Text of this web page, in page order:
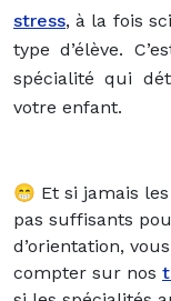
stress, à la fois
type d’élève.
spécialité qui
votre enfant.
😁 Et si jamais
pas suffisants
d’orientation,
compter sur nos